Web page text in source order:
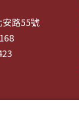
路55號